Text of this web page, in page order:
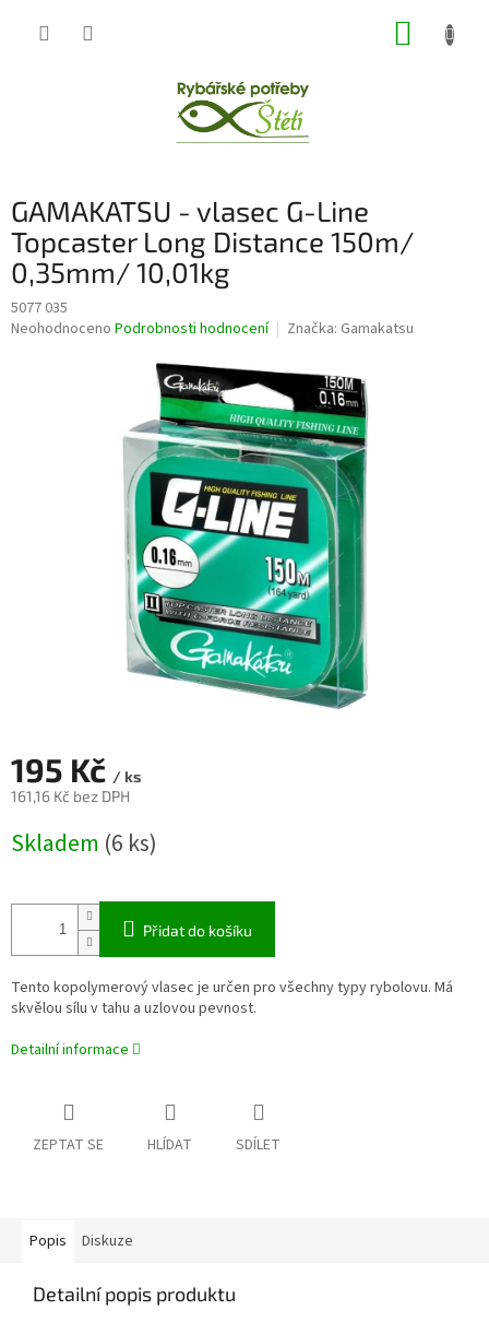
GAMAKATSU - vlasec G-Line
Topcaster Long Distance 150m/
0,35mm/ 10,01kg
5077 035
Průměrné
Neohodnoceno Podrobnosti hodnocení Značka: Gamakatsu
195 Kč / ks
161,16 Kč bez DPH
cena:
Skladem (6 ks)
Přidat do košíku
Tento kopolymerový vlasec je určen pro všechny typy rybolovu. Má
skvělou sílu v tahu a uzlovou pevnost.
Detailní informace
ZEPTAT SE HLÍDAT SDÍLET
Popis Diskuze
Detailní popis produktu